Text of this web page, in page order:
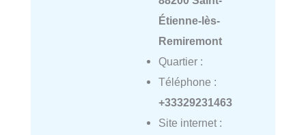
Étienne-lès-
Remiremont
Quartier :
Téléphone :
+33329231463
Site internet :